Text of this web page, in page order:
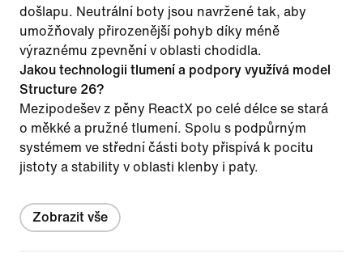
došlapu. Neutrální boty jsou navržené tak, aby
umožňovaly přirozenější pohyb díky méně
výraznému zpevnění v oblasti chodidla.
Jakou technologii tlumení a podpory využívá model
Structure 26?
Mezipodešev z pěny ReactX po celé délce se stará
o měkké a pružné tlumení. Spolu s podpůrným
systémem ve střední části boty přispívá k pocitu
jistoty a stability v oblasti klenby i paty.
Zobrazit vše